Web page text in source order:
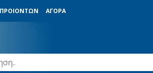
ΑΓΟΡΑ